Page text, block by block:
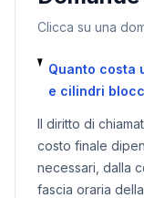
Clicca su una
Quanto costa
e cilindri
Il diritto di
costo finale
necessari, dalla
fascia oraria